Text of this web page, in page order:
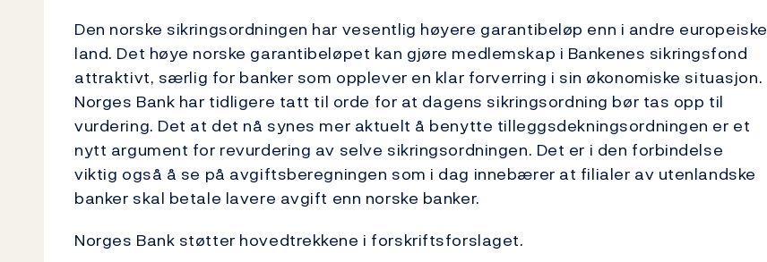
Den norske sikringsordningen har vesentlig høyere garantibeløp enn i andre europeiske
land. Det høye norske garantibeløpet kan gjøre medlemskap i Bankenes sikringsfond
attraktivt, særlig for banker som opplever en klar forverring i sin økonomiske situasjon.
Norges Bank har tidligere tatt til orde for at dagens sikringsordning bør tas opp til
vurdering. Det at det nå synes mer aktuelt å benytte tilleggsdekningsordningen er et
nytt argument for revurdering av selve sikringsordningen. Det er i den forbindelse
viktig også å se på avgiftsberegningen som i dag innebærer at filialer av utenlandske
banker skal betale lavere avgift enn norske banker.
Norges Bank støtter hovedtrekkene i forskriftsforslaget.